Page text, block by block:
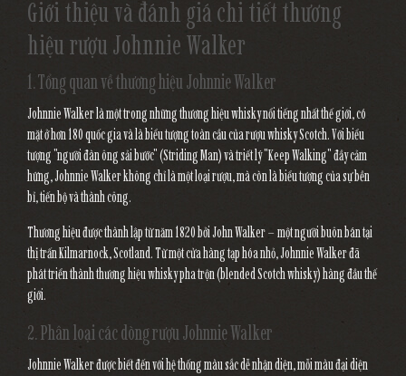
Giới thiệu và đánh giá chi tiết thương
hiệu rượu Johnnie Walker
1. Tổng quan về thương hiệu Johnnie Walker
Johnnie Walker là một trong những thương hiệu whisky nổi tiếng nhất thế giới, có
mặt ở hơn 180 quốc gia và là biểu tượng toàn cầu của rượu whisky Scotch. Với biểu
tượng "người đàn ông sải bước" (Striding Man) và triết lý "Keep Walking" đầy cảm
hứng, Johnnie Walker không chỉ là một loại rượu, mà còn là biểu tượng của sự bền
bỉ, tiến bộ và thành công.
Thương hiệu được thành lập từ năm 1820 bởi John Walker – một người buôn bán tại
thị trấn Kilmarnock, Scotland. Từ một cửa hàng tạp hóa nhỏ, Johnnie Walker đã
phát triển thành thương hiệu whisky pha trộn (blended Scotch whisky) hàng đầu thế
giới.
2. Phân loại các dòng rượu Johnnie Walker
Johnnie Walker được biết đến với hệ thống màu sắc dễ nhận diện, mỗi màu đại diện